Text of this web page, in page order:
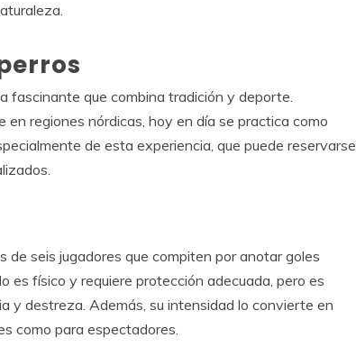
fascinante que combina tradición y deporte.
regiones nórdicas, hoy en día se practica como
de esta experiencia, que puede reservarse
seis jugadores que compiten por anotar goles
es físico y requiere protección adecuada, pero es
y destreza. Además, su intensidad lo convierte en
como para espectadores.